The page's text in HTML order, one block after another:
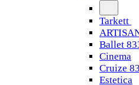
Tarkett
Ballet
Cinema
Cruize
Estetica